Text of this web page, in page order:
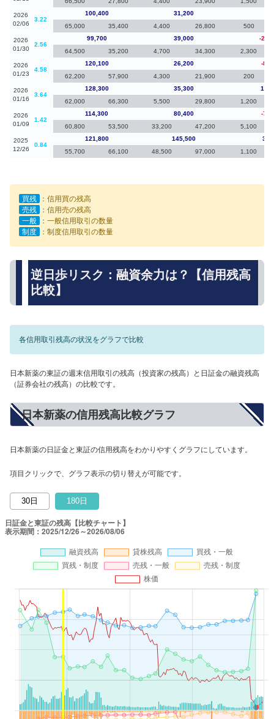
2026
02/06
3.22
100,400 31,200
65,000
35,400 4,400 26,800 500
2026
01/30
2.56
99,700 39,000
-
64,500
35,200 4,700 34,300 2,300
2026
01/23
4.58
120,100 26,200
-
62,200
57,900 4,300 21,900 200
2026
01/16
3.64
128,300 35,300
62,000
66,300 5,500 29,800 1,200
2026
01/09
1.42
114,300 80,400
-
60,800
53,500 33,200 47,200 5,100
2025
12/26
0.84
121,800 145,500
55,700
66,100 48,500 97,000 1,100
買残
：信用買の残高
売残
：信用売の残高
一般
：一般信用取引の数量
制度
：制度信用取引の数量
逆日歩リスク：融資余力は？【信用残高
比較】
各信用取引残高の状況をグラフで比較
日本新薬の東証の週末信用取引の残高（投資家の残高）と日証金の融資残高
（証券会社の残高）の比較です。
日本新薬の信用残高比較グラフ
日本新薬の日証金と東証の信用残高をわかりやすくグラフにしています。
項目クリックで、グラフ表示の切り替えが可能です。
30日 180日